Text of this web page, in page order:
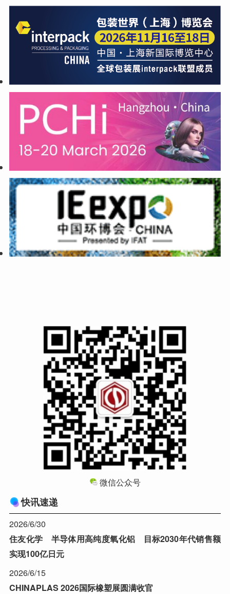
微信公众号
快讯速递
2026/6/30
住友化学 半导体用高纯度氧化铝 目标2030年代销售额
实现100亿日元
2026/6/15
CHINAPLAS 2026国际橡塑展圆满收官